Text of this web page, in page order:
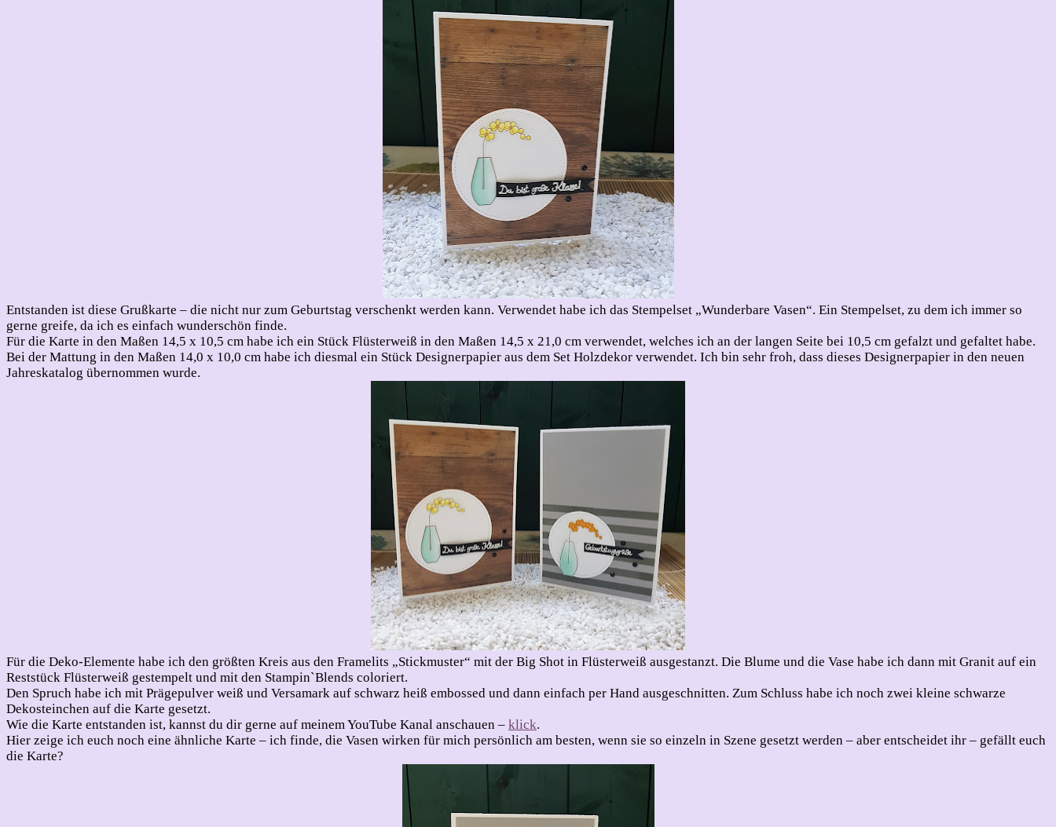
Entstanden ist diese Grußkarte – die nicht nur zum Geburtstag verschenkt werden kann. Verwendet habe ich das Stempelset „Wunderbare Vasen“. Ein Stempelset, zu dem ich immer so
gerne greife, da ich es einfach wunderschön finde.
Für die Karte in den Maßen 14,5 x 10,5 cm habe ich ein Stück Flüsterweiß in den Maßen 14,5 x 21,0 cm verwendet, welches ich an der langen Seite bei 10,5 cm gefalzt und gefaltet habe.
Bei der Mattung in den Maßen 14,0 x 10,0 cm habe ich diesmal ein Stück Designerpapier aus dem Set Holzdekor verwendet. Ich bin sehr froh, dass dieses Designerpapier in den neuen
Jahreskatalog übernommen wurde.
Für die Deko-Elemente habe ich den größten Kreis aus den Framelits „Stickmuster“ mit der Big Shot in Flüsterweiß ausgestanzt. Die Blume und die Vase habe ich dann mit Granit auf ein
Reststück Flüsterweiß gestempelt und mit den Stampin`Blends coloriert.
Den Spruch habe ich mit Prägepulver weiß und Versamark auf schwarz heiß embossed und dann einfach per Hand ausgeschnitten. Zum Schluss habe ich noch zwei kleine schwarze
Dekosteinchen auf die Karte gesetzt.
Wie die Karte entstanden ist, kannst du dir gerne auf meinem YouTube Kanal anschauen – klick.
Hier zeige ich euch noch eine ähnliche Karte – ich finde, die Vasen wirken für mich persönlich am besten, wenn sie so einzeln in Szene gesetzt werden – aber entscheidet ihr – gefällt euch
die Karte?